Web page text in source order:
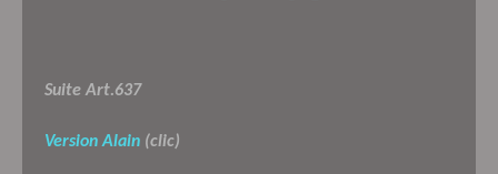
Suite Art.637
Version Alain (clic)